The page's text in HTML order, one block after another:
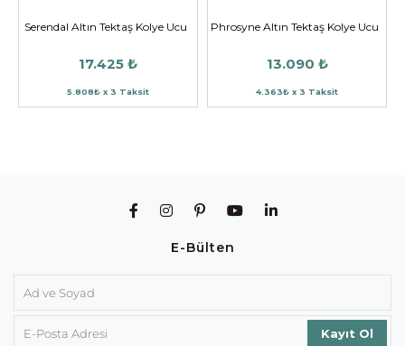
Serendal Altın Tektaş Kolye Ucu
17.425 ₺
5.808₺ x 3 Taksit
Phrosyne Altın Tektaş Kolye Ucu
13.090 ₺
4.363₺ x 3 Taksit
E-Bülten